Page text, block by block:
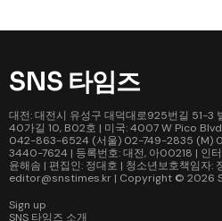
SNS 타임즈
대전: 대전시 유성구 대덕대로925번길 51-3
40가길 10, B02호 | 미국: 4007 W Pico
042-863-6524 (서울) 02-749-2835 (M)
3440-7624 | 등록번호: 대전, 아00218 | 인
윤해솜 | 편집인: 정대호 | 청소년보호책임자:
editor@snstimes.kr | Copyright © 2026
Sign up
SNS 타임즈 소개